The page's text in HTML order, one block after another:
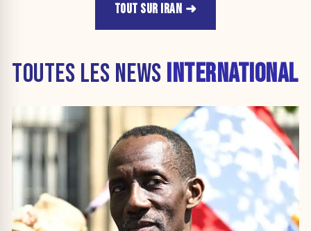
TOUT SUR IRAN
TOUTES LES NEWS INTERNATIONAL